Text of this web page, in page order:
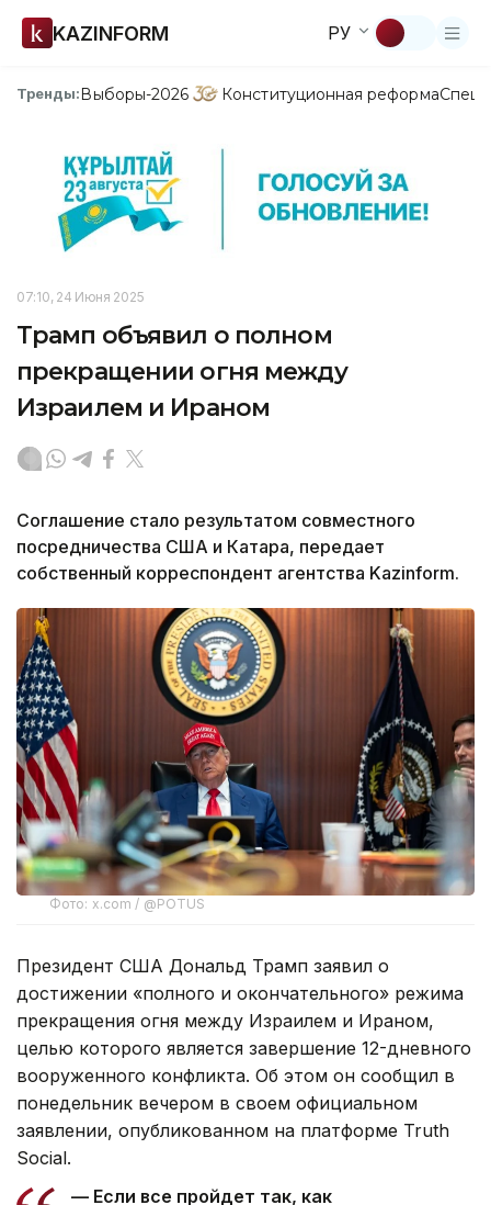
KAZINFORM РУ
Тренды:Выборы-2026 Конституционная реформа
07:10, 24 Июня 2025
Трамп объявил о полном
прекращении огня между
Израилем и Ираном
Соглашение стало результатом совместного
посредничества США и Катара, передает
собственный корреспондент агентства Kazinform.
Фото: x.com / @POTUS
Президент США Дональд Трамп заявил о
достижении «полного и окончательного» режима
прекращения огня между Израилем и Ираном,
целью которого является завершение 12-дневного
вооруженного конфликта. Об этом он сообщил в
понедельник вечером в своем официальном
заявлении, опубликованном на платформе Truth
Social.
— Если все пройдет так, как